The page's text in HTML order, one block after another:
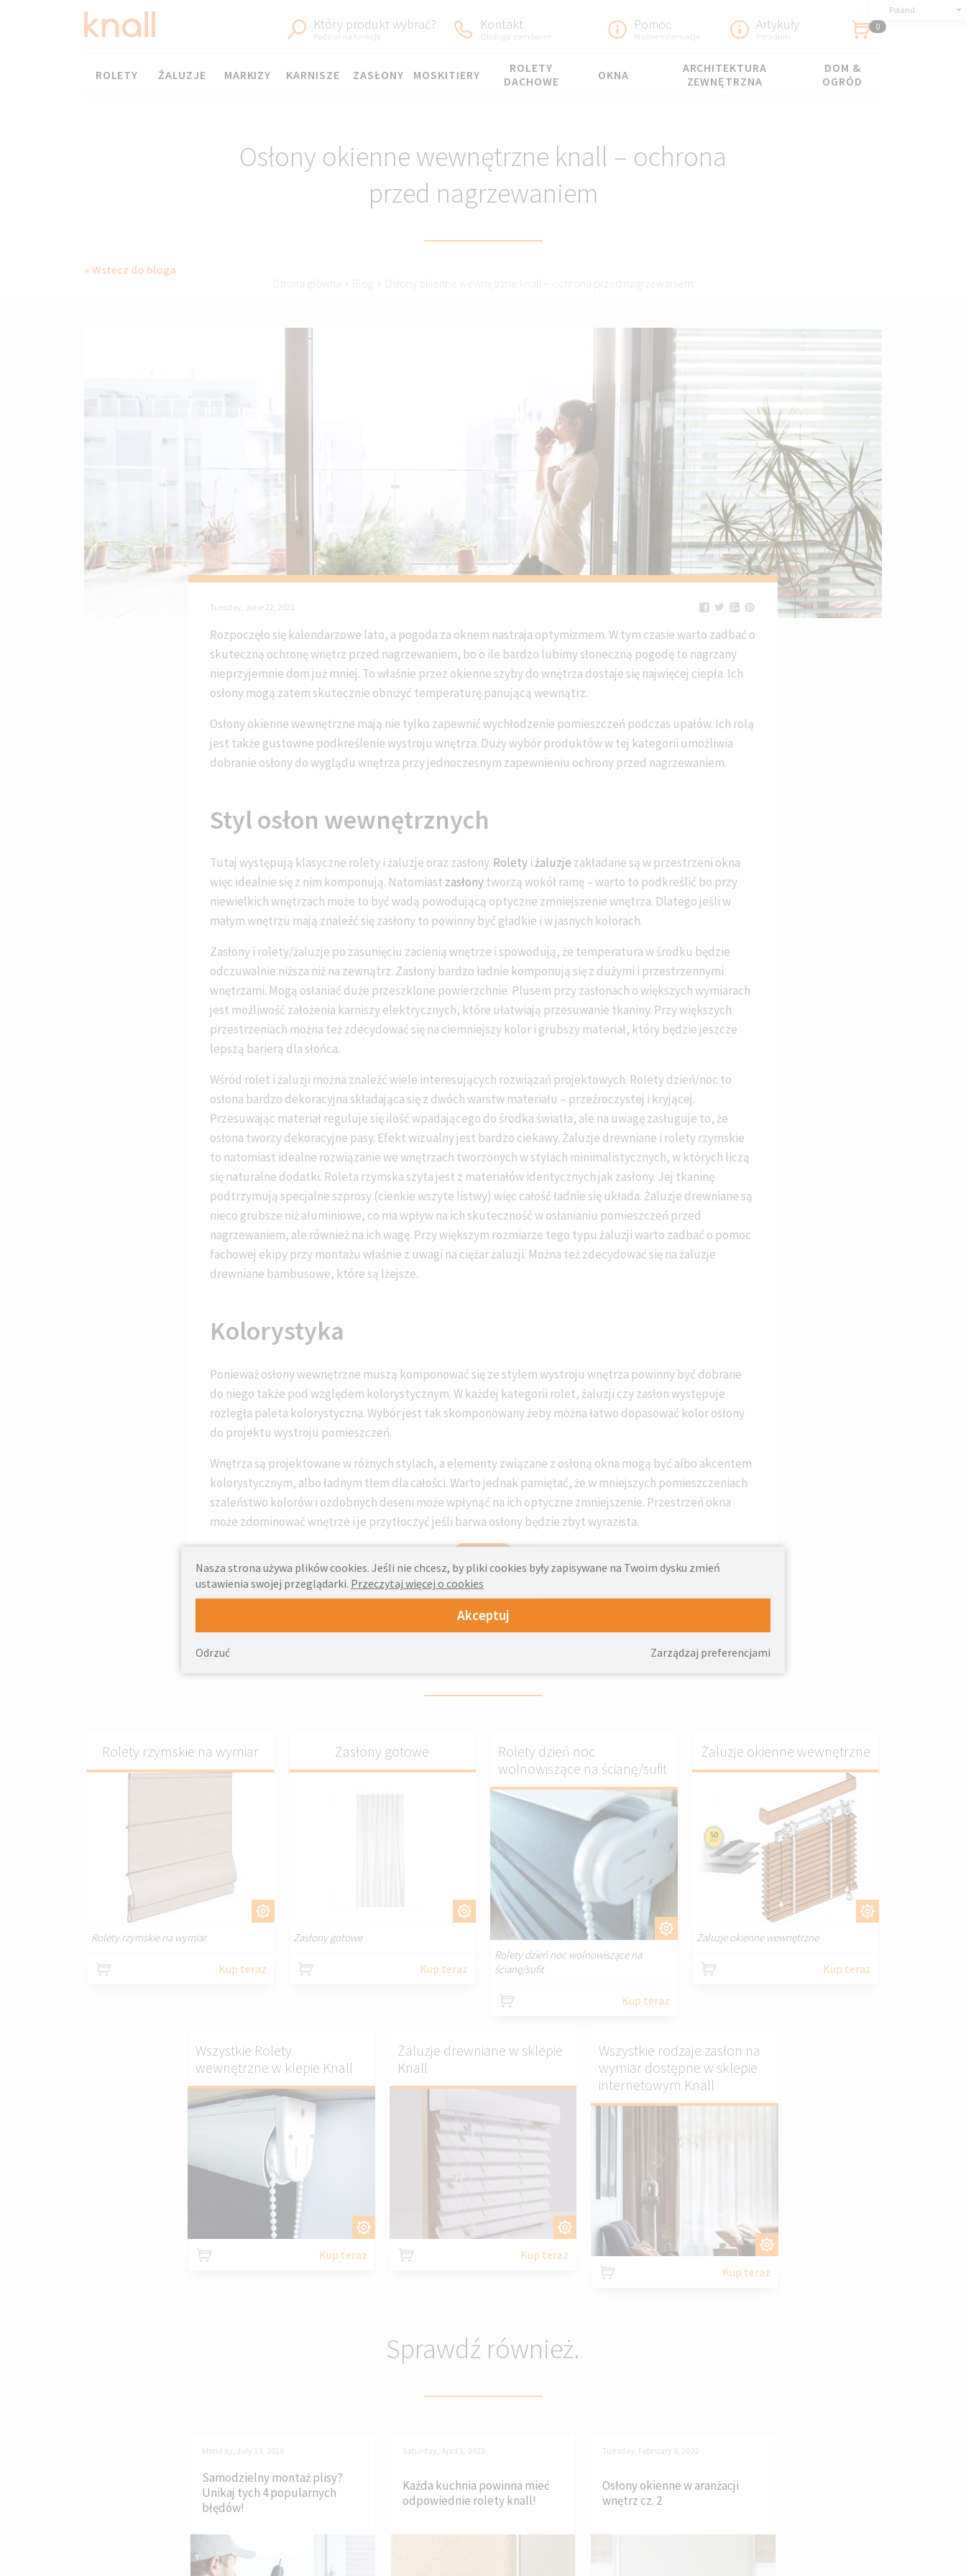
Poland
Który produkt wybrać?
Podział na funkcję
Kontakt
Obsługa zamówień
Pomoc
Ważne informacje
Artykuły
Poradniki
0
Menu KARNISZE
ROLETY ŻALUZJE MARKIZY ZASŁONY MOSKITIERY
ROLETY
DACHOWE
OKNA
ARCHITEKTURA
ZEWNĘTRZNA
DOM &
OGRÓD
Osłony okienne wewnętrzne knall – ochrona
przed nagrzewaniem
« Wstecz do bloga
Strona główna › Blog › Osłony okienne wewnętrzne knall – ochrona przed nagrzewaniem
Tuesday, June 22, 2021
Rozpoczęło się kalendarzowe lato, a pogoda za oknem nastraja optymizmem. W tym czasie warto zadbać o
skuteczną ochronę wnętrz przed nagrzewaniem, bo o ile bardzo lubimy słoneczną pogodę to nagrzany
nieprzyjemnie dom już mniej. To właśnie przez okienne szyby do wnętrza dostaje się najwięcej ciepła. Ich
osłony mogą zatem skutecznie obniżyć temperaturę panującą wewnątrz.
Osłony okienne wewnętrzne mają nie tylko zapewnić wychłodzenie pomieszczeń podczas upałów. Ich rolą
jest także gustowne podkreślenie wystroju wnętrza. Duży wybór produktów w tej kategorii umożliwia
dobranie osłony do wyglądu wnętrza przy jednoczesnym zapewnieniu ochrony przed nagrzewaniem.
Styl osłon wewnętrznych
Tutaj występują klasyczne rolety i żaluzje oraz zasłony. Rolety iżaluzje zakładane są w przestrzeni okna
więc idealnie się z nim komponują. Natomiast zasłonytworzą wokół ramę – warto to podkreślić bo przy
niewielkich wnętrzach może to być wadą powodującą optyczne zmniejszenie wnętrza. Dlatego jeśli w
małym wnętrzu mają znaleźć się zasłony to powinny być gładkie i w jasnych kolorach.
Zasłony i rolety/żaluzje po zasunięciu zacienią wnętrze i spowodują, że temperatura w środku będzie
odczuwalnie niższa niż na zewnątrz. Zasłony bardzo ładnie komponują się z dużymi i przestrzennymi
wnętrzami. Mogą osłaniać duże przeszklone powierzchnie. Plusem przy zasłonach o większych wymiarach
jest możliwość założenia karniszy elektrycznych, które ułatwiają przesuwanie tkaniny. Przy większych
przestrzeniach można też zdecydować się na ciemniejszy kolor i grubszy materiał, który będzie jeszcze
lepszą barierą dla słońca.
Wśród rolet i żaluzji można znaleźć wiele interesujących rozwiązań projektowych. Rolety dzień/noc to
osłona bardzo dekoracyjna składająca się z dwóch warstw materiału – przeźroczystej i kryjącej.
Przesuwając materiał reguluje się ilość wpadającego do środka światła, ale na uwagę zasługuje to, że
osłona tworzy dekoracyjne pasy. Efekt wizualny jest bardzo ciekawy. Żaluzje drewniane i rolety rzymskie
to natomiast idealne rozwiązanie we wnętrzach tworzonych w stylach minimalistycznych, w których liczą
się naturalne dodatki. Roleta rzymska szyta jest z materiałów identycznych jak zasłony. Jej tkaninę
podtrzymują specjalne szprosy (cienkie wszyte listwy) więc całość ładnie się układa. Żaluzje drewniane są
nieco grubsze niż aluminiowe, co ma wpływ na ich skuteczność w osłanianiu pomieszczeń przed
nagrzewaniem, ale również na ich wagę. Przy większym rozmiarze tego typu żaluzji warto zadbać o pomoc
fachowej ekipy przy montażu właśnie z uwagi na ciężar żaluzji. Można też zdecydować się na żaluzje
drewniane bambusowe, które są lżejsze.
Kolorystyka
Ponieważ osłony wewnętrzne muszą komponować się ze stylem wystroju wnętrza powinny być dobrane
do niego także pod względem kolorystycznym. W każdej kategorii rolet, żaluzji czy zasłon występuje
rozległa paleta kolorystyczna. Wybór jest tak skomponowany żeby można łatwo dopasować kolor osłony
do projektu wystroju pomieszczeń.
Wnętrza są projektowane w różnych stylach, a elementy związane z osłoną okna mogą być albo akcentem
kolorystycznym, albo ładnym tłem dla całości. Warto jednak pamiętać, że w mniejszych pomieszczeniach
szaleństwo kolorów i ozdobnych deseni może wpłynąć na ich optyczne zmniejszenie. Przestrzeń okna
może zdominować wnętrze i je przytłoczyć jeśli barwa osłony będzie zbyt wyrazista.
Produkty którę mogą Cię zainteresować
Rolety rzymskie na wymiar
Rolety rzymskie na wymiar
Kup teraz
Zasłony gotowe
Zasłony gotowe
Kup teraz
DOSTOSUJ
Rolety dzień noc
wolnowiszące na ścianę/sufit
Rolety dzień noc wolnowiszące na
ścianę/sufit
Kup teraz
DOSTOSUJ
Żaluzje okienne wewnętrzne
Żaluzje okienne wewnętrzne
Kup teraz
Wszystkie Rolety
wewnętrzne w klepie Knall
Kup teraz
DOSTOSUJ
Żaluzje drewniane w sklepie
Knall
Kup teraz
DOSTOSUJ
Wszystkie rodzaje zasłon na
wymiar dostępne w sklepie
internetowym Knall
Kup teraz
Sprawdź również.
Monday, July 13, 2026
Samodzielny montaż plisy?
Unikaj tych 4 popularnych
błędów!
Saturday, April 1, 2023
Każda kuchnia powinna mieć
odpowiednie rolety knall!
Tuesday, February 8, 2022
Osłony okienne w aranżacji
wnętrz cz. 2
Nasza strona używa plików cookies. Jeśli nie chcesz, by pliki cookies były zapisywane na Twoim dysku zmień
ustawienia swojej przeglądarki. Przeczytaj więcej o cookies
Akceptuj
Zarządzaj preferencjami
Odrzuć